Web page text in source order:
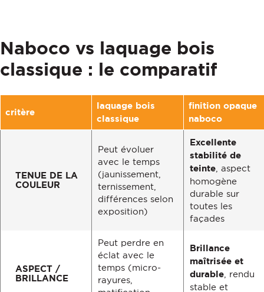
Naboco vs laquage bois
classique : le comparatif
critère
laquage bois
classique
finition opaque
naboco
TENUE DE LA
COULEUR
Peut évoluer
avec le temps
(jaunissement,
ternissement,
différences selon
exposition)
Excellente
stabilité de
teinte , aspect
homogène
durable sur
toutes les
façades
ASPECT /
BRILLANCE
Peut perdre en
éclat avec le
temps (micro-
rayures,
Brillance
maîtrisée et
durable , rendu
stable et